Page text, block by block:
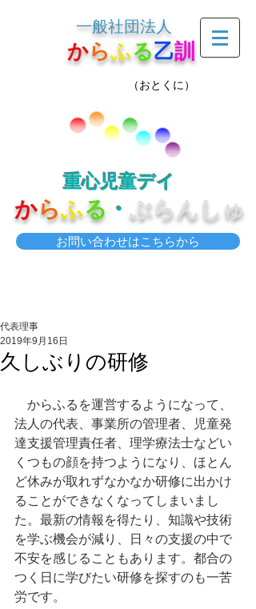
一般社団法人
からふる乙訓
（おとくに）
重心児童デイ
からふる ・ ぶらんしゅ
お問い合わせはこちらから
久しぶりの研修
代表理事
2019年9月16日
からふるを運営するようになって、
法人の代表、事業所の管理者、児童発
達支援管理責任者、理学療法士などい
くつもの顔を持つようになり、ほとん
ど休みが取れずなかなか研修に出かけ
ることができなくなってしまいまし
た。最新の情報を得たり、知識や技術
を学ぶ機会が減り、日々の支援の中で
不安を感じることもあります。都合の
つく日に学びたい研修を探すのも一苦
労です。